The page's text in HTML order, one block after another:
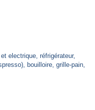
electrique, réfrigérateur,
bouilloire, grille-pain,